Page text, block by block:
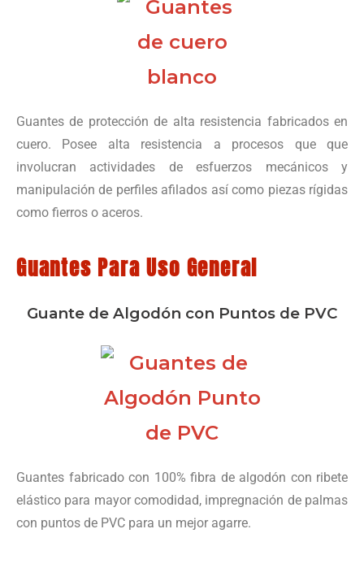
Guantes de protección de alta resistencia fabricados en
cuero. Posee alta resistencia a procesos que que
involucran actividades de esfuerzos mecánicos y
manipulación de perfiles afilados así como piezas rígidas
como fierros o aceros.
Guantes Para Uso General
Guante de Algodón con Puntos de PVC
Guantes fabricado con 100% fibra de algodón con ribete
elástico para mayor comodidad, impregnación de palmas
con puntos de PVC para un mejor agarre.